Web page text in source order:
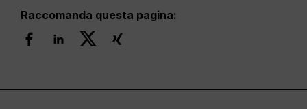
Raccomanda questa pagina: